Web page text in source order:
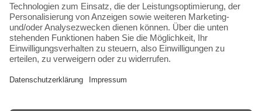
Mail:info@skateshop.de
Warenkorb
Mein Konto